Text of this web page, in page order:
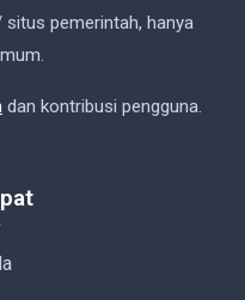
pemerintah, hanya
dan kontribusi pengguna.